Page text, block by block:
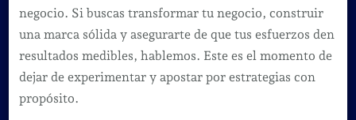
negocio. Si buscas transformar tu negocio, construir
una marca sólida y asegurarte de que tus esfuerzos den
resultados medibles, hablemos. Este es el momento de
dejar de experimentar y apostar por estrategias con
propósito.